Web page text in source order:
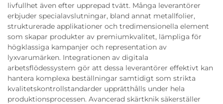
livfullhet även efter upprepad tvätt. Många leverantörer
erbjuder specialavslutningar, bland annat metallfolier,
strukturerade applikationer och tredimensionella element
som skapar produkter av premiumkvalitet, lämpliga för
högklassiga kampanjer och representation av
lyxvarumärken. Integrationen av digitala
arbetsflödessystem gör att dessa leverantörer effektivt kan
hantera komplexa beställningar samtidigt som strikta
kvalitetskontrollstandarder upprätthålls under hela
produktionsprocessen. Avancerad skärtknik säkerställer